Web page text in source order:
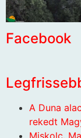
Facebook
A Duna
rekedt